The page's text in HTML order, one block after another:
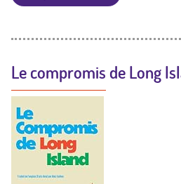
Le compromis de Long